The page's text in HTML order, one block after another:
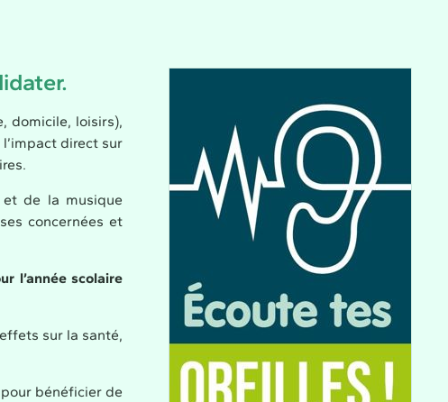
domicile, loisirs),
direct sur
de la musique
concernées et
l’année scolaire
sur la santé,
bénéficier de